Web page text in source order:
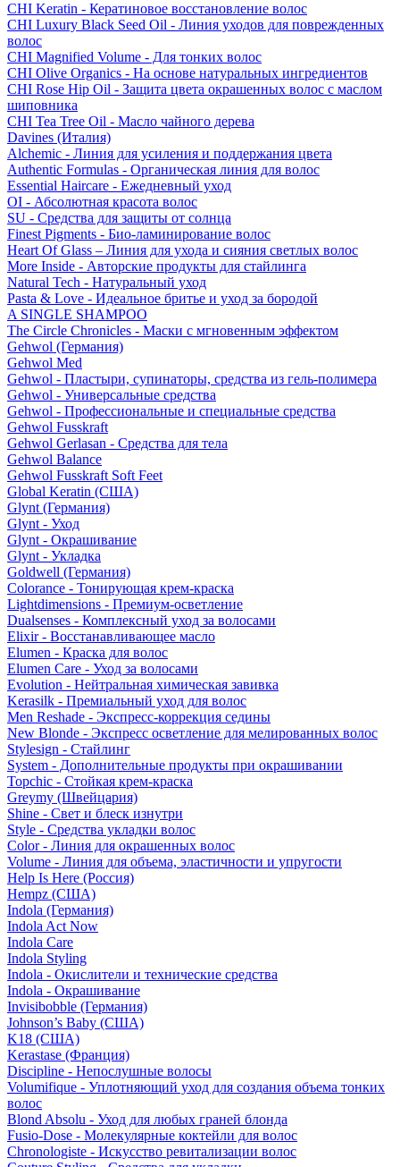
CHI Keratin - Кератиновое восстановление волос
CHI Luxury Black Seed Oil - Линия уходов для поврежденных
волос
CHI Magnified Volume - Для тонких волос
CHI Olive Organics - На основе натуральных ингредиентов
CHI Rose Hip Oil - Защита цвета окрашенных волос с маслом
шиповника
CHI Tea Tree Oil - Масло чайного дерева
Davines (Италия)
Alchemic - Линия для усиления и поддержания цвета
Authentic Formulas - Органическая линия для волос
Essential Haircare - Eжедневный уход
OI - Абсолютная красота волос
SU - Средства для защиты от солнца
Finest Pigments - Био-ламинирование волос
Heart Of Glass – Линия для ухода и сияния светлых волос
More Inside - Авторские продукты для стайлинга
Natural Tech - Натуральный уход
Pasta & Love - Идеальное бритье и уход за бородой
A SINGLE SHAMPOO
The Circle Chronicles - Маски с мгновенным эффектом
Gehwol (Германия)
Gehwol Med
Gehwol - Пластыри, супинаторы, средства из гель-полимера
Gehwol - Универсальные средства
Gehwol - Профессиональные и специальные средства
Gehwol Fusskraft
Gehwol Gerlasan - Средства для тела
Gehwol Balance
Gehwol Fusskraft Soft Feet
Global Keratin (США)
Glynt (Германия)
Glynt - Уход
Glynt - Окрашивание
Glynt - Укладка
Goldwell (Германия)
Colorance - Тонирующая крем-краска
Lightdimensions - Премиум-осветление
Dualsenses - Комплексный уход за волосами
Elixir - Восстанавливающее масло
Elumen - Краска для волос
Elumen Care - Уход за волосами
Evolution - Нейтральная химическая завивка
Kerasilk - Премиальный уход для волос
Men Reshade - Экспресс-коррекция седины
New Blonde - Экспресс осветление для мелированных волос
Stylesign - Стайлинг
System - Дополнительные продукты при окрашивании
Topchic - Стойкая крем-краска
Greymy (Швейцария)
Shine - Свет и блеск изнутри
Style - Средства укладки волос
Color - Линия для окрашенных волос
Volume - Линия для объема, эластичности и упругости
Help Is Here (Россия)
Hempz (США)
Indola (Германия)
Indola Act Now
Indola Care
Indola Styling
Indola - Окислители и технические средства
Indola - Окрашивание
Invisibobble (Германия)
Johnson’s Baby (США)
K18 (США)
Kerastase (Франция)
Discipline - Непослушные волосы
Volumifique - Уплотняющий уход для создания объема тонких
волос
Blond Absolu - Уход для любых граней блонда
Fusio-Dose - Молекулярные коктейли для волос
Chronologiste - Искусство ревитализации волос